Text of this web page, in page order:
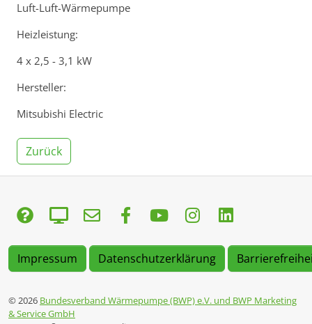
Luft-Luft-Wärmepumpe
Heizleistung:
4 x 2,5 - 3,1 kW
Hersteller:
Mitsubishi Electric
Zurück
Impressum Datenschutzerklärung
© 2026 Bundesverband Wärmepumpe (BWP) e.V. und BWP Marketing
& Service GmbH